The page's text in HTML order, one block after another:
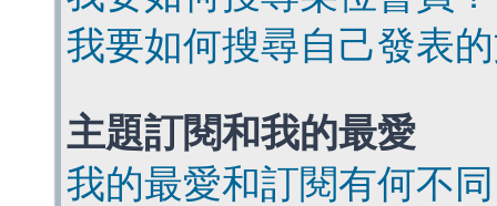
我要如何搜尋自己發表
主題訂閱和我的最愛
我的最愛和訂閱有何不